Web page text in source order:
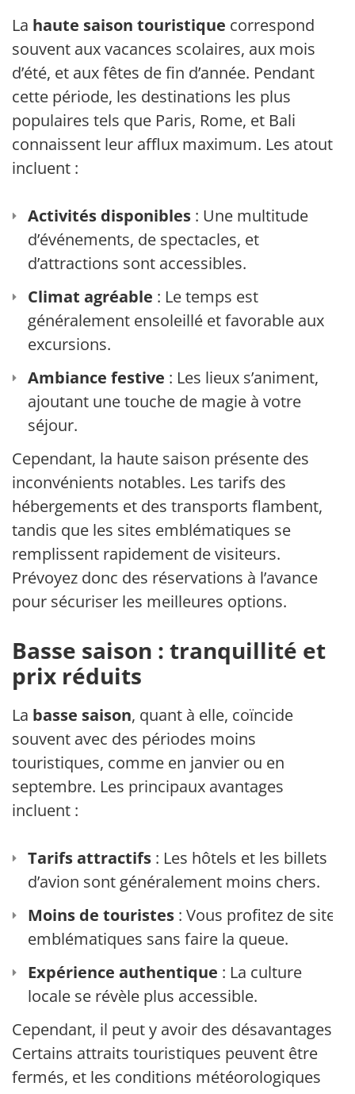
La haute saison touristique correspond
souvent aux vacances scolaires, aux mois
d’été, et aux fêtes de fin d’année. Pendant
cette période, les destinations les plus
populaires tels que Paris, Rome, et Bali
connaissent leur afflux maximum. Les atouts
incluent :
Activités disponibles : Une multitude
d’événements, de spectacles, et
d’attractions sont accessibles.
Climat agréable : Le temps est
généralement ensoleillé et favorable aux
excursions.
Ambiance festive : Les lieux s’animent,
ajoutant une touche de magie à votre
séjour.
Cependant, la haute saison présente des
inconvénients notables. Les tarifs des
hébergements et des transports flambent,
tandis que les sites emblématiques se
remplissent rapidement de visiteurs.
Prévoyez donc des réservations à l’avance
pour sécuriser les meilleures options.
Basse saison : tranquillité et
prix réduits
La basse saison, quant à elle, coïncide
souvent avec des périodes moins
touristiques, comme en janvier ou en
septembre. Les principaux avantages
incluent :
Tarifs attractifs : Les hôtels et les billets
d’avion sont généralement moins chers.
Moins de touristes : Vous profitez de sites
emblématiques sans faire la queue.
Expérience authentique : La culture
locale se révèle plus accessible.
Cependant, il peut y avoir des désavantages.
Certains attraits touristiques peuvent être
fermés, et les conditions météorologiques